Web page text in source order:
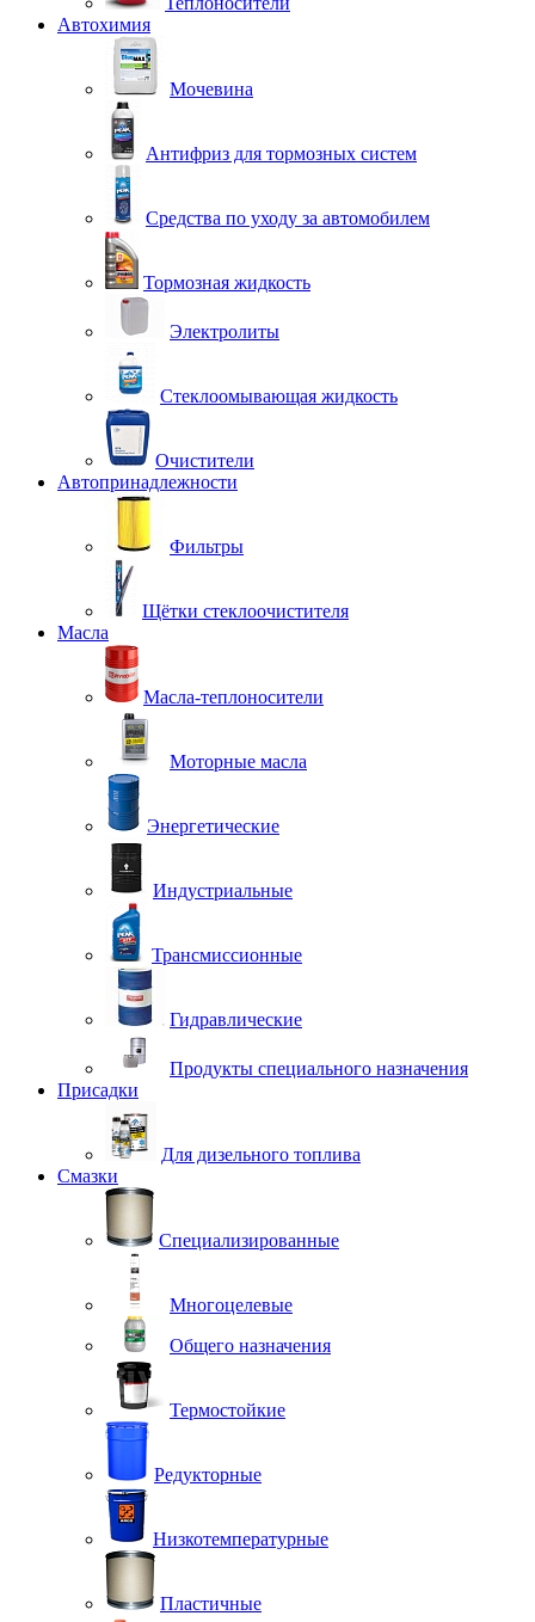
Автохимия
Мочевина
Антифриз для тормозных систем
Средства по уходу за автомобилем
Тормозная жидкость
Электролиты
Стеклоомывающая жидкость
Очистители
Автопринадлежности
Фильтры
Щётки стеклоочистителя
Масла
Масла-теплоносители
Моторные масла
Энергетические
Индустриальные
Трансмиссионные
Гидравлические
Продукты специального назначения
Присадки
Для дизельного топлива
Смазки
Специализированные
Многоцелевые
Общего назначения
Термостойкие
Редукторные
Низкотемпературные
Пластичные